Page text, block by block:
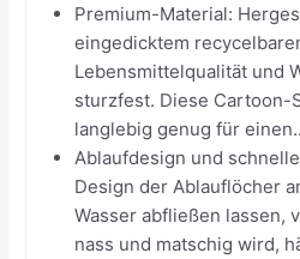
Premium-Material:
eingedicktem
Lebensmittelqualität und
sturzfest. Diese Cartoon-
langlebig genug für
Ablaufdesign und
Design der Ablauflöcher
Wasser abfließen lassen,
nass und matschig wird,